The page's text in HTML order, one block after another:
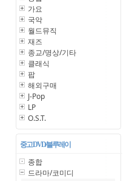
가요
국악
월드뮤직
재즈
종교/명상/기타
클래식
팝
해외구매
J-Pop
LP
O.S.T.
중고 DVD/블루레이
종합
드라마/코미디